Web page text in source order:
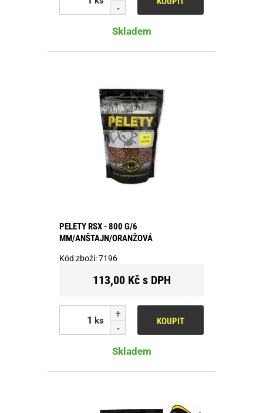
Skladem
PELETY RSX - 800 G/6
MM/ANŠTAJN/ORANŽOVÁ
Kód zboží:7196
113,00 Kč s DPH
ks KOUPIT
Skladem